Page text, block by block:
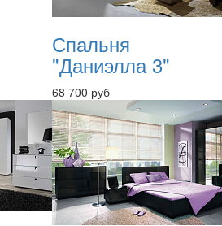
Спальня
"Даниэлла 3"
68 700 руб